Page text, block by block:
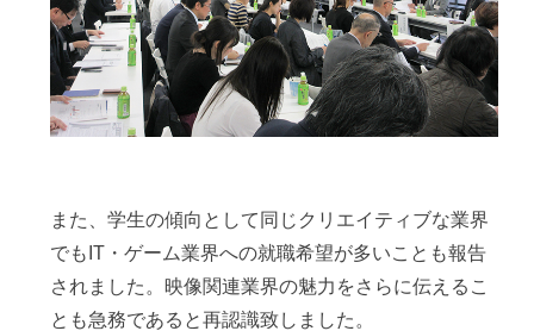
また、学生の傾向として同じクリエイティブな業界
でもIT・ゲーム業界への就職希望が多いことも報告
されました。映像関連業界の魅力をさらに伝えるこ
とも急務であると再認識致しました。